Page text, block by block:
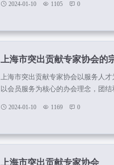
国际交流活动。7、发挥人才的智
人才。...
2024-01-10 1105 0
上海市突出贡献专家协会的
上海市突出贡献专家协会以服务人
以会员服务为核心的办会理念，团
略、人才强市战略和可持续发展战
海社会主义经济建设、政治建设、
2024-01-10 1169 0
上海市突出贡献专家协会